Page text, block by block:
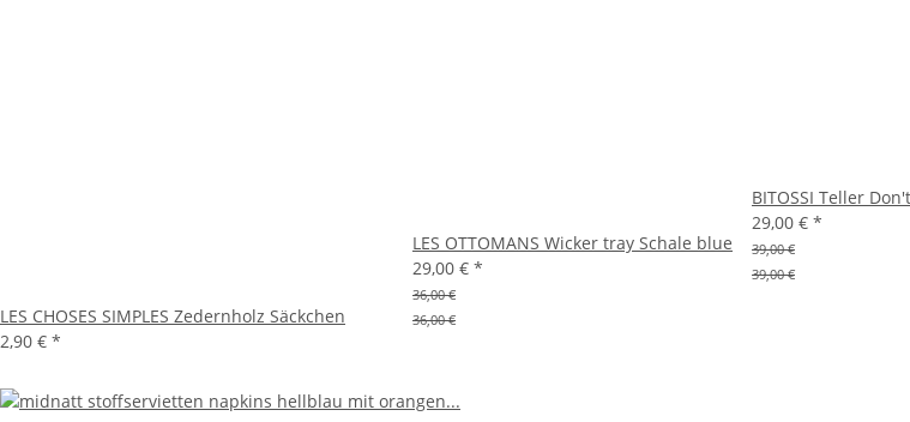
LES CHOSES SIMPLES Zedernholz Säckchen
2,90 € *
LES OTTOMANS Wicker tray Schale blue
29,00 € *
36,00 €
36,00 €
BITOSSI Teller
29,00 € *
39,00 €
39,00 €